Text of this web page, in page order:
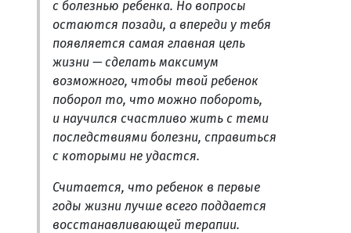
с болезнью ребенка. Но вопросы
остаются позади, а впереди у тебя
появляется самая главная цель
жизни — сделать максимум
возможного, чтобы твой ребенок
поборол то, что можно побороть,
и научился счастливо жить с теми
последствиями болезни, справиться
с которыми не удастся.
Считается, что ребенок в первые
годы жизни лучше всего поддается
восстанавливающей терапии.